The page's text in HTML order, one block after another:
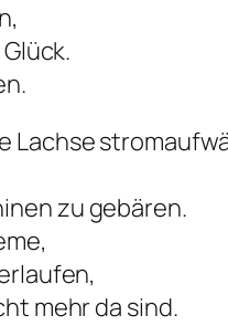
Lachse
zu gebären.
mehr da sind.